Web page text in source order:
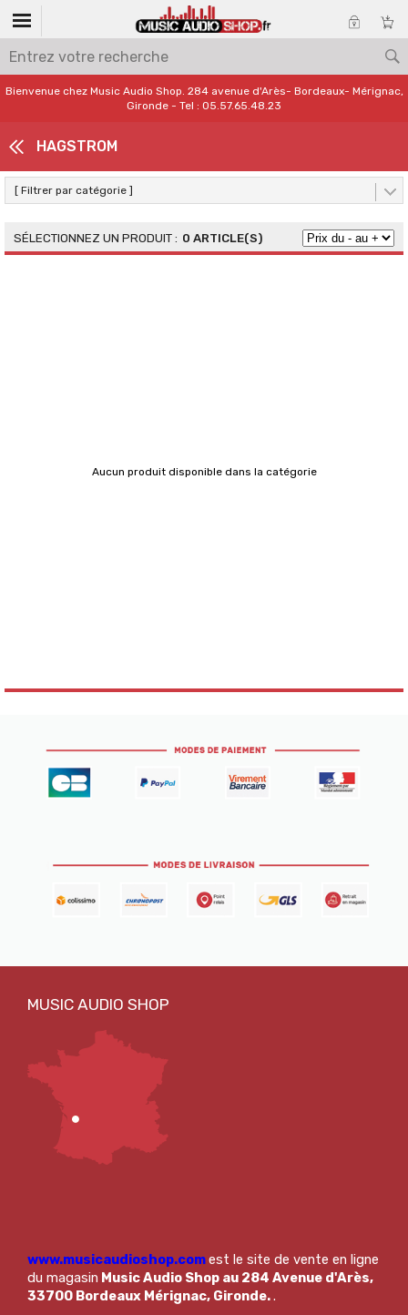
Bienvenue chez Music Audio Shop. 284 avenue d'Arès- Bordeaux- Mérignac,
Gironde - Tel : 05.57.65.48.23
HAGSTROM
[ Filtrer par catégorie ]
0 ARTICLE(S)
Aucun produit disponible dans la catégorie
www.musicaudioshop.comest le site de vente en ligne
du magasin Music Audio Shop au 284 Avenue d'Arès,
33700 Bordeaux Mérignac, Gironde..